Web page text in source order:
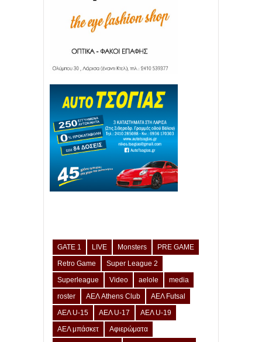
GATE 1 LIVE Monsters
PRE GAME
Retro Game
Super League 2
Superleague
Video aelole
media
roster
ΑΕΛ Athens Club
ΑΕΛ Futsal
ΑΕΛ U-15
ΑΕΛ U-17
ΑΕΛ U-19
ΑΕΛ μπάσκετ
Αφιερώματα